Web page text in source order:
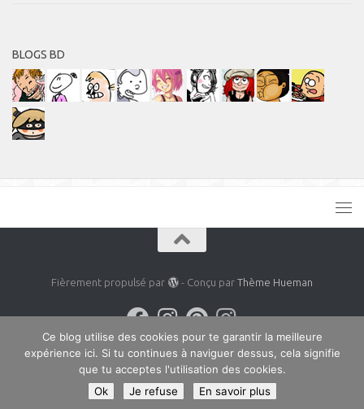
BLOGS BD
Fièrement propulsé par - Conçu par Thème Hueman
Ce blog utilise des cookies pour te garantir la meilleure
expérience ici. Si tu continues à naviguer dessus, cela signifie
que tu acceptes l'utilisation des cookies.
Ok
Je refuse En savoir plus